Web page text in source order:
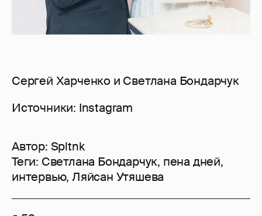
Сергей Харченко и Светлана Бондарчук
Источники: Instagram
Автор: Spltnk
Теги: Светлана Бондарчук, пена дней,
интервью,Ляйсан Утяшева